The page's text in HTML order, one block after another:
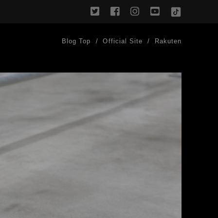
twitterfacebookinstagram
youtube
TikTok
Blog Top Official Site Rakuten